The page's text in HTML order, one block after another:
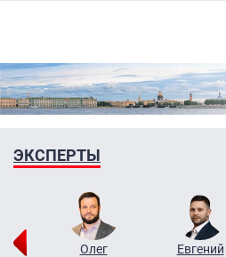
ЭКСПЕРТЫ
Олег
Евгений